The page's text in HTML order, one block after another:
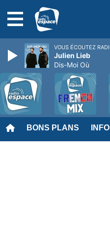
BONS PLANS
VOUS ÉCOUTEZ
Julien Lieb
Dis-Moi Où